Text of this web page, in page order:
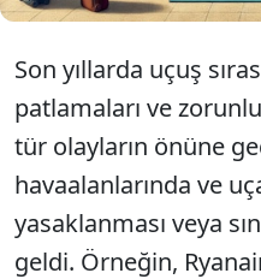
Son yıllarda uçuş
patlamaları ve
tür olayların önüne
havaalanlarında ve
yasaklanması veya
geldi. Örneğin,